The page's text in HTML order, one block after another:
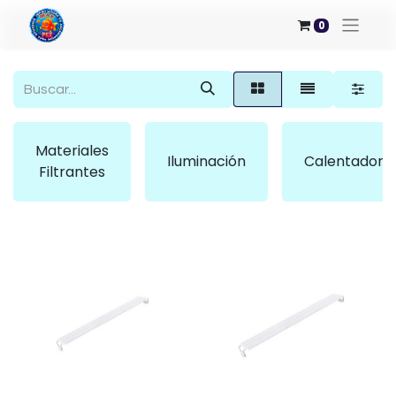
0
Materiales
Filtrantes
Iluminación